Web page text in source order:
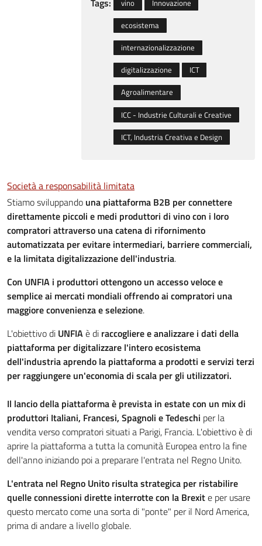
vino
Innovazione
ecosistema
internazionalizzazione
digitalizzazione
ICT
Agroalimentare
ICC - Industrie Culturali e Creative
ICT, Industria Creativa e Design
Società a responsabilità limitata
Stiamo sviluppando una piattaforma B2B per connettere
direttamente piccoli e medi produttori di vino con i loro
compratori attraverso una catena di rifornimento
automatizzata per evitare intermediari, barriere commerciali,
e la limitata digitalizzazione dell'industria.
Con UNFIA i produttori ottengono un accesso veloce e
semplice ai mercati mondiali offrendo ai compratori una
maggiore convenienza e selezione.
L'obiettivo di UNFIAè di raccogliere e analizzare i dati della
piattaforma per digitalizzare l'intero ecosistema
dell'industria aprendo la piattaforma a prodotti e servizi terzi
per raggiungere un'economia di scala per gli utilizzatori.
Il lancio della piattaforma è prevista in estate con un mix di
produttori Italiani, Francesi, Spagnoli e Tedeschi per la
vendita verso compratori situati a Parigi, Francia. L'obiettivo è di
aprire la piattaforma a tutta la comunità Europea entro la fine
dell'anno iniziando poi a preparare l'entrata nel Regno Unito.
L'entrata nel Regno Unito risulta strategica per ristabilire
quelle connessioni dirette interrotte con la Brexite per usare
questo mercato come una sorta di "ponte" per il Nord America,
prima di andare a livello globale.